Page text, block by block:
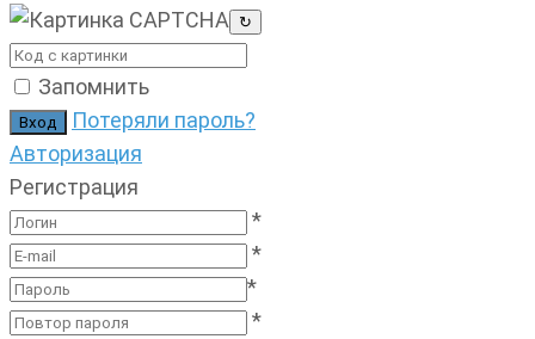
↻
Запомнить
Потеряли пароль?
Авторизация
Регистрация
*
*
*
*